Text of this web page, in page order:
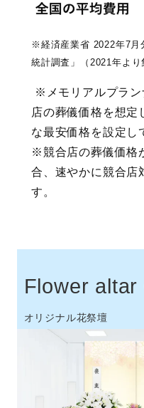
※経済産業省 2022年7月
統計調査」（2021年より
※メモリアルプラン
店の葬儀価格を想定
な最安価格を設定し
※競合店の葬儀価格
合、速やかに競合店
す。
Flower
オリジナル花祭壇